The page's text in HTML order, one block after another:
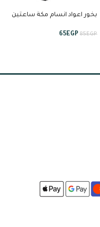
بخور اعواد انسام مكة ساعتين
85EGP
65EGP